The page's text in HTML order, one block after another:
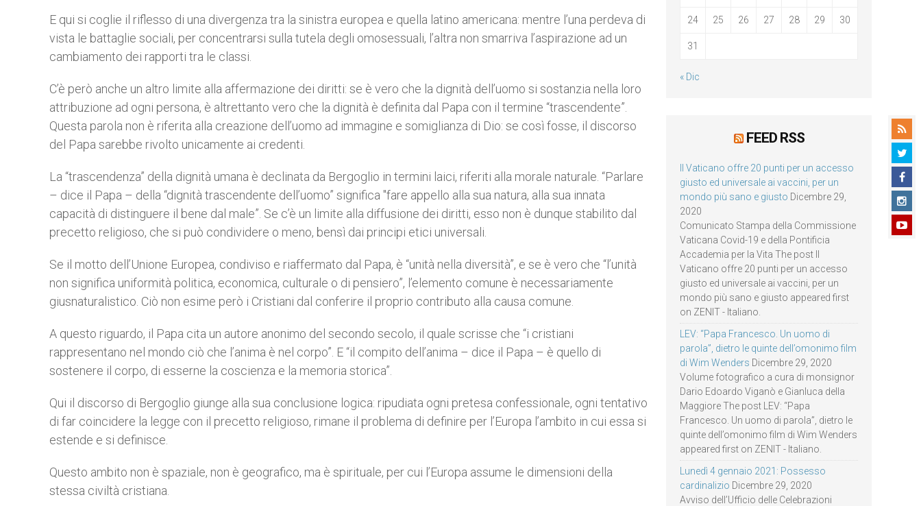
E qui si coglie il riflesso di una divergenza tra la sinistra europea e quella latino americana: mentre l’una perdeva di
vista le battaglie sociali, per concentrarsi sulla tutela degli omosessuali, l’altra non smarriva l’aspirazione ad un
cambiamento dei rapporti tra le classi.
C’è però anche un altro limite alla affermazione dei diritti: se è vero che la dignità dell’uomo si sostanzia nella loro
attribuzione ad ogni persona, è altrettanto vero che la dignità è definita dal Papa con il termine “trascendente”.
Questa parola non è riferita alla creazione dell’uomo ad immagine e somiglianza di Dio: se così fosse, il discorso
del Papa sarebbe rivolto unicamente ai credenti.
La “trascendenza” della dignità umana è declinata da Bergoglio in termini laici, riferiti alla morale naturale. “Parlare
– dice il Papa – della “dignità trascendente dell’uomo” significa "fare appello alla sua natura, alla sua innata
capacità di distinguere il bene dal male”. Se c’è un limite alla diffusione dei diritti, esso non è dunque stabilito dal
precetto religioso, che si può condividere o meno, bensì dai principi etici universali.
Se il motto dell’Unione Europea, condiviso e riaffermato dal Papa, è “unità nella diversità”, e se è vero che “l’unità
non significa uniformità politica, economica, culturale o di pensiero”, l’elemento comune è necessariamente
giusnaturalistico. Ciò non esime però i Cristiani dal conferire il proprio contributo alla causa comune.
A questo riguardo, il Papa cita un autore anonimo del secondo secolo, il quale scrisse che “i cristiani
rappresentano nel mondo ciò che l’anima è nel corpo”. E “il compito dell’anima – dice il Papa – è quello di
sostenere il corpo, di esserne la coscienza e la memoria storica”.
Qui il discorso di Bergoglio giunge alla sua conclusione logica: ripudiata ogni pretesa confessionale, ogni tentativo
di far coincidere la legge con il precetto religioso, rimane il problema di definire per l’Europa l’ambito in cui essa si
estende e si definisce.
Questo ambito non è spaziale, non è geografico, ma è spirituale, per cui l’Europa assume le dimensioni della
stessa civiltà cristiana.
24 25 26 27 28 29 30
31
« Dic
FEED RSS
Il Vaticano offre 20 punti per un accesso
giusto ed universale ai vaccini, per un
mondo più sano e giusto Dicembre 29,
2020
Comunicato Stampa della Commissione
Vaticana Covid-19 e della Pontificia
Accademia per la Vita The post Il
Vaticano offre 20 punti per un accesso
giusto ed universale ai vaccini, per un
mondo più sano e giusto appeared first
on ZENIT - Italiano.
LEV: “Papa Francesco. Un uomo di
parola”, dietro le quinte dell’omonimo film
di Wim Wenders Dicembre 29, 2020
Volume fotografico a cura di monsignor
Dario Edoardo Viganò e Gianluca della
Maggiore The post LEV: “Papa
Francesco. Un uomo di parola”, dietro le
quinte dell’omonimo film di Wim Wenders
appeared first on ZENIT - Italiano.
Lunedì 4 gennaio 2021: Possesso
cardinalizio Dicembre 29, 2020
Avviso dell’Ufficio delle Celebrazioni